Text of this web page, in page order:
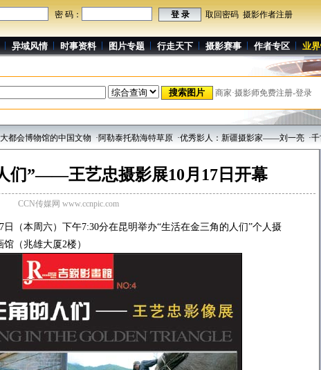
密 码： 取回密码 摄影作者注册
异域风情 时事资料 图片专题 行走天下 摄影赛事 作者专区 业
商家·摄影师免费注册-登录
的中国文物 ·阿勒泰托勒海特草原 ·优秀影人：新疆摄影家——刘一亮 ·千古奇迹千
们”——王艺忠摄影展10月17日开幕
CCN传媒网 www.ccnpic.com
本周六）下午7:30分在昆明举办“生活在金三角的人们”个人摄
（兆雄大厦2楼）